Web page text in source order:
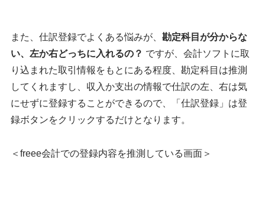
また、仕訳登録でよくある悩みが、勘定科目が分からな
い、左か右どっちに入れるの？ ですが、会計ソフトに取
り込まれた取引情報をもとにある程度、勘定科目は推測
してくれますし、収入か支出の情報で仕訳の左、右は気
にせずに登録することができるので、「仕訳登録」は登
録ボタンをクリックするだけとなります。
＜freee会計での登録内容を推測している画面＞